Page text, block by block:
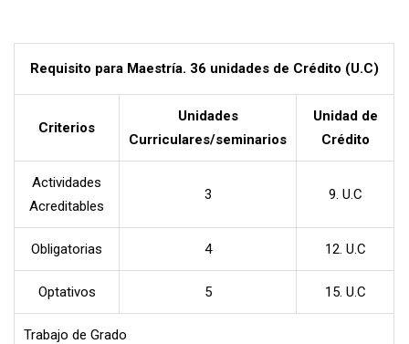
Requisito para Maestría. 36 unidades de Crédito (U.C)
Criterios
Unidades
Curriculares/seminarios
Unidad de
Crédito
Actividades
Acreditables
3 9. U.C
Obligatorias 4 12. U.C
Optativos 5 15. U.C
Trabajo de Grado